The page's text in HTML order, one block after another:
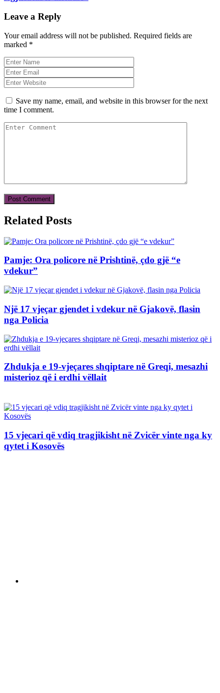
Leave a Reply
Your email address will not be published. Required fields are
marked *
Save my name, email, and website in this browser for the next
time I comment.
Related Posts
Pamje: Ora policore në Prishtinë, çdo gjë “e
vdekur”
Një 17 vjeçar gjendet i vdekur në Gjakovë, flasin
nga Policia
Zhdukja e 19-vjeçares shqiptare në Greqi, mesazhi
misterioz që i erdhi vëllait
15 vjecari që vdiq tragjikisht në Zvicër vinte nga ky
qytet i Kosovës